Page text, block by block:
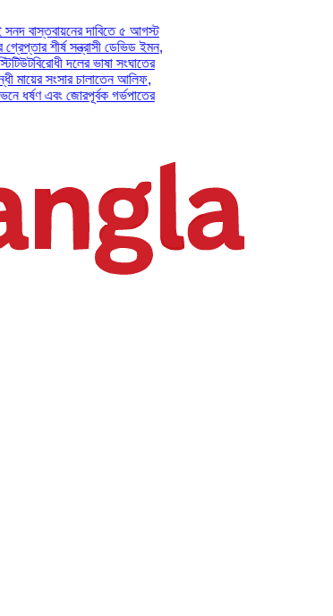
দাবিতে ৫ আগস্ট
শীর্ষ সন্ত্রাসী ডেভিড ইমন,
দলের ভাষা সংঘাতের
সংসার চালাতেন আলিফ,
এবং জোরপূর্বক গর্ভপাতের